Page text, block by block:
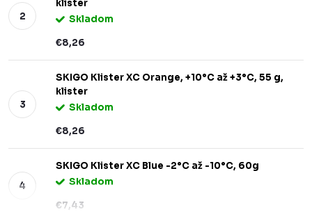
klister
Skladom
€8,26
SKIGO Klister XC Orange, +10°C až +3°C, 55 g,
klister
Skladom
€8,26
SKIGO Klister XC Blue -2°C až -10°C, 60g
Skladom
€7,43